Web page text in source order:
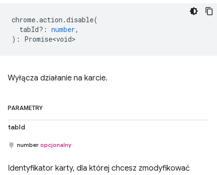
chrome.action .disable(
tabId? : number,
) : Promise<void>
Wyłącza działanie na karcie.
PARAMETRY
tabId
number opcjonalny
Identyfikator karty, dla której chcesz zmodyfikować